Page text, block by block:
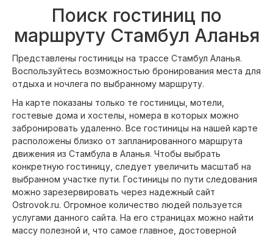
Поиск гостиниц по
маршруту Стамбул Аланья
Представлены гостиницы на трассе Стамбул Аланья.
Воспользуйтесь возможностью бронирования места для
отдыха и ночлега по выбранному маршруту.
На карте показаны только те гостиницы, мотели,
гостевые дома и хостелы, номера в которых можно
забронировать удаленно. Все гостиницы на нашей карте
расположены близко от запланированного маршрута
движения из Стамбула в Аланья. Чтобы выбрать
конкретную гостиницу, следует увеличить масштаб на
выбранном участке пути. Гостиницы по пути следования
можно зарезервировать через надежный сайт
Ostrovok.ru. Огромное количество людей пользуется
услугами данного сайта. На его страницах можно найти
массу полезной и, что самое главное, достоверной